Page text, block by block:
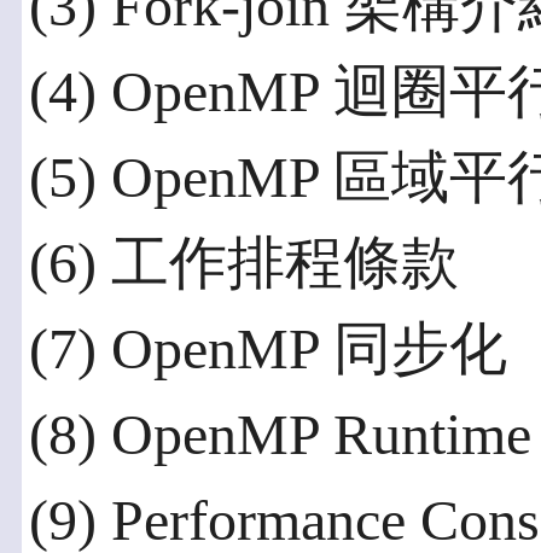
(4) OpenMP 迴圈平
(5) OpenMP 區域平
(6) 工作排程條款
(7) OpenMP 同步化
(8) OpenMP
(9) Performance